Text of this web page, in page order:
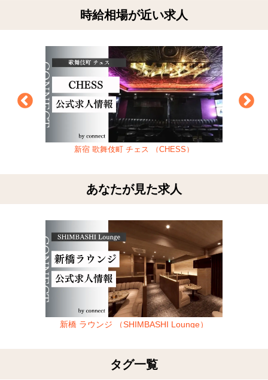
時給相場が近い求人
新宿 歌舞伎町 チェス （CHESS）
あなたが見た求人
新橋 ラウンジ （SHIMBASHI Lounge）
タグ一覧